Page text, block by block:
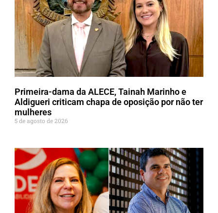
Primeira-dama da ALECE, Tainah Marinho e
Aldigueri criticam chapa de oposição por não ter
mulheres
5 de agosto de 2026